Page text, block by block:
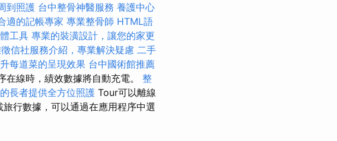
到照護 台中整骨神醫服務 養護中心
適的記帳專家 專業整骨師 HTML語
工具 專業的裝潢設計，讓您的家更
信社服務介紹，專業解決疑慮 二手
每道菜的呈現效果 台中國術館推薦
在線時，績效數據將自動充電。 整
長者提供全方位照護 Tour可以離線
行數據，可以通過在應用程序中選